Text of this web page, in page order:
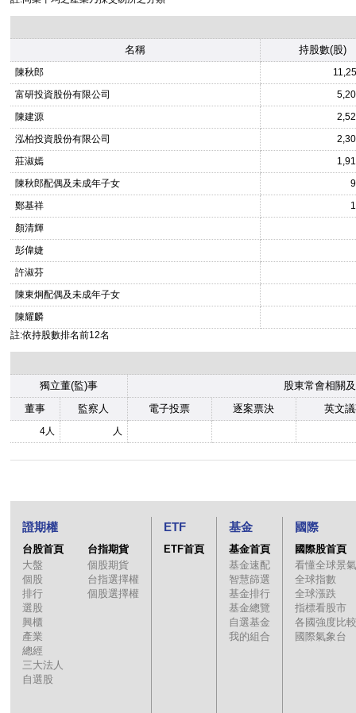
名稱 持股數(股)
陳秋郎
富研投資股份有限公司
陳建源
泓柏投資股份有限公司
莊淑嫣
陳秋郎配偶及未成年子女
鄭基祥
顏清輝
彭偉婕
許淑芬
陳東炯配偶及未成年子女
陳耀麟
註:依持股數排名前12名
獨立董(監)事
股東常會相關
董事
監察人 電子投票 逐案票決 英文
4人 人
證期權
台股首頁
大盤
個股
排行
選股
興櫃
產業
總經
三大法人
自選股
台指期貨
個股期貨
台指選擇權
個股選擇權
ETF
ETF首頁
基金
基金首頁
基金速配
智慧篩選
基金排行
基金總覽
自選基金
我的組合
國際
國際股首頁
看懂全球景氣
全球指數
全球漲跌
指標看股市
各國強度比較
國際氣象台